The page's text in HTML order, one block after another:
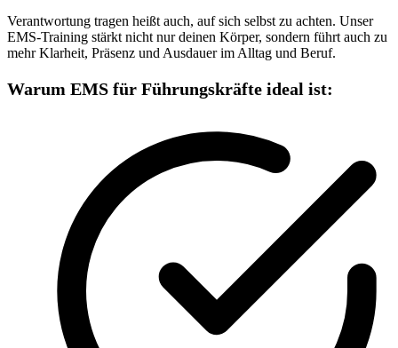
Verantwortung tragen heißt auch, auf sich selbst zu achten. Unser
EMS-Training stärkt nicht nur deinen Körper, sondern führt auch zu
mehr Klarheit, Präsenz und Ausdauer im Alltag und Beruf.
Warum EMS für Führungskräfte ideal ist: